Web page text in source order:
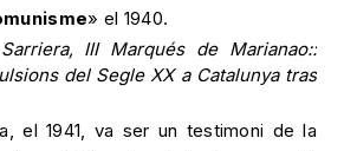
» el 1940.
III Marqués de Marianao::
del Segle XX a Catalunya tras
el 1941, va ser un testimoni de la